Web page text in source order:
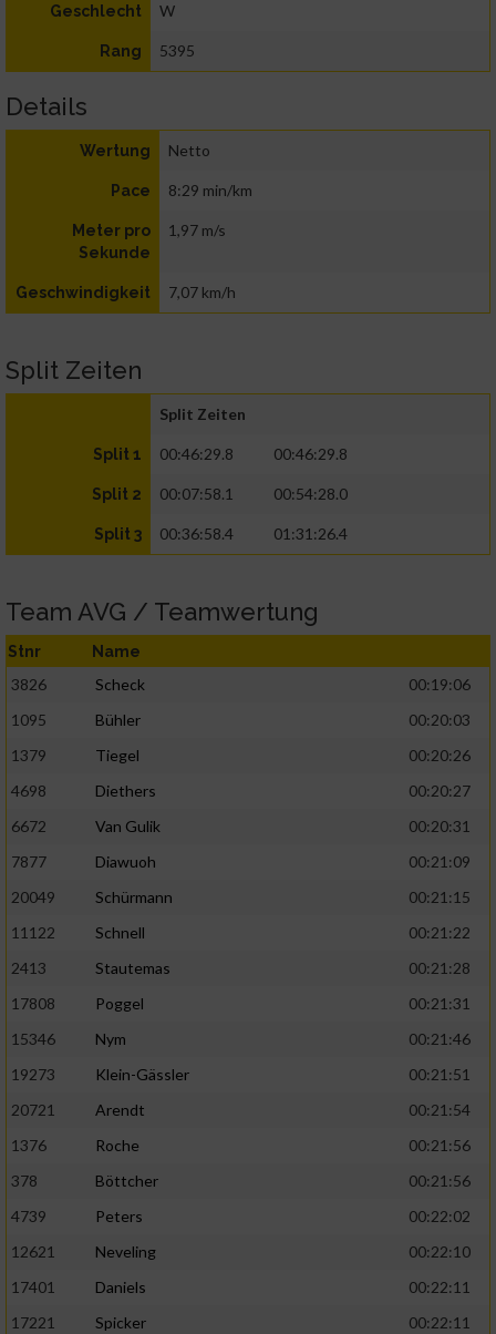
Geschlecht W
Rang 5395
Details
Wertung Netto
Pace 8:29 min/km
Meter pro
Sekunde
1,97 m/s
Geschwindigkeit 7,07 km/h
Split Zeiten
Split Zeiten
Split 1 00:46:29.8 00:46:29.8
Split 2 00:07:58.1 00:54:28.0
Split 3 00:36:58.4 01:31:26.4
Team AVG / Teamwertung
Stnr Name
3826 Scheck
00:19:06
1095
Bühler
00:20:03
1379
Tiegel
00:20:26
4698
Diethers
00:20:27
6672
Van Gulik
00:20:31
7877
Diawuoh
00:21:09
20049
Schürmann
00:21:15
11122
Schnell
00:21:22
2413
Stautemas
00:21:28
17808
Poggel
00:21:31
15346
Nym
00:21:46
19273
Klein-Gässler
00:21:51
20721
Arendt
00:21:54
1376
Roche
00:21:56
378
Böttcher
00:21:56
4739
Peters
00:22:02
12621
Neveling
00:22:10
17401
Daniels
00:22:11
17221
Spicker
00:22:11